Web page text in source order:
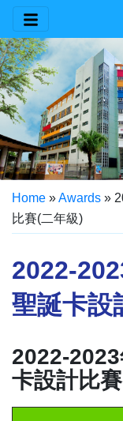
Home »Awards »
比賽(二年級)
2022-
聖誕卡設
2022-
卡設計比